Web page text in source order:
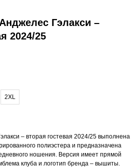
Гэлакси –
2024/25
2XL
– вторая гостевая 2024/25 выполнена
полиэстера и предназначена
ношения. Версия имеет прямой
клуба и логотип бренда – вышиты.